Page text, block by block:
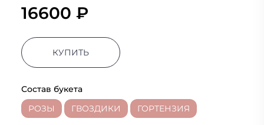
16600 ₽
КУПИТЬ
Состав букета
РОЗЫ
ГВОЗДИКИ ГОРТЕНЗИЯ